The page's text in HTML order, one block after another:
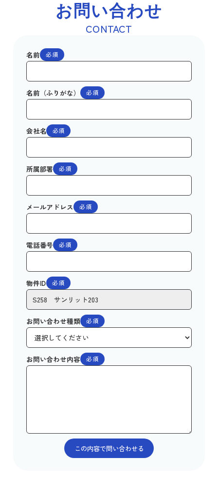
お問い合わせ
CONTACT
名前 必須
名前（ふりがな） 必須
会社名 必須
所属部署 必須
メールアドレス 必須
電話番号 必須
物件ID 必須
お問い合わせ種類 必須
お問い合わせ内容 必須